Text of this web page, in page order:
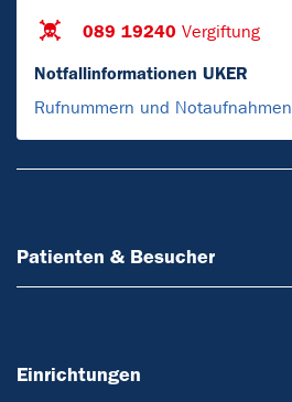
089 19240 Vergiftung
Notfallinformationen UKER
Rufnummern und Notaufnahmen
Patienten & Besucher
Einrichtungen